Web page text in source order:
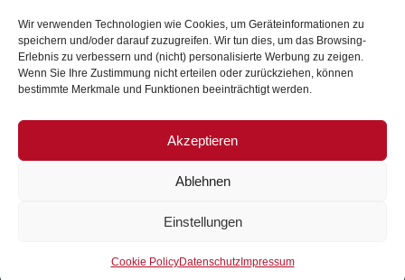
Wir verwenden Technologien wie Cookies, um Geräteinformationen zu
speichern und/oder darauf zuzugreifen. Wir tun dies, um das Browsing-
Erlebnis zu verbessern und (nicht) personalisierte Werbung zu zeigen.
Wenn Sie Ihre Zustimmung nicht erteilen oder zurückziehen, können
bestimmte Merkmale und Funktionen beeinträchtigt werden.
Akzeptieren
Ablehnen
Einstellungen
Cookie PolicyDatenschutzImpressum
info@mu-v.de
TESTEN SIE UNS
Copyright © [mu:v] GmbH |